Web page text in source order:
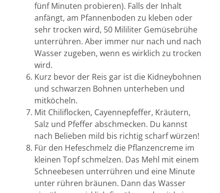
fünf Minuten probieren). Falls der Inhalt
anfängt, am Pfannenboden zu kleben oder
sehr trocken wird, 50 Mililiter Gemüsebrühe
unterrühren. Aber immer nur nach und nach
Wasser zugeben, wenn es wirklich zu trocken
wird.
Kurz bevor der Reis gar ist die Kidneybohnen
und schwarzen Bohnen unterheben und
mitköcheln.
Mit Chiliflocken, Cayennepfeffer, Kräutern,
Salz und Pfeffer abschmecken. Du kannst
nach Belieben mild bis richtig scharf würzen!
Für den Hefeschmelz die Pflanzencreme im
kleinen Topf schmelzen. Das Mehl mit einem
Schneebesen unterrühren und eine Minute
unter rühren bräunen. Dann das Wasser